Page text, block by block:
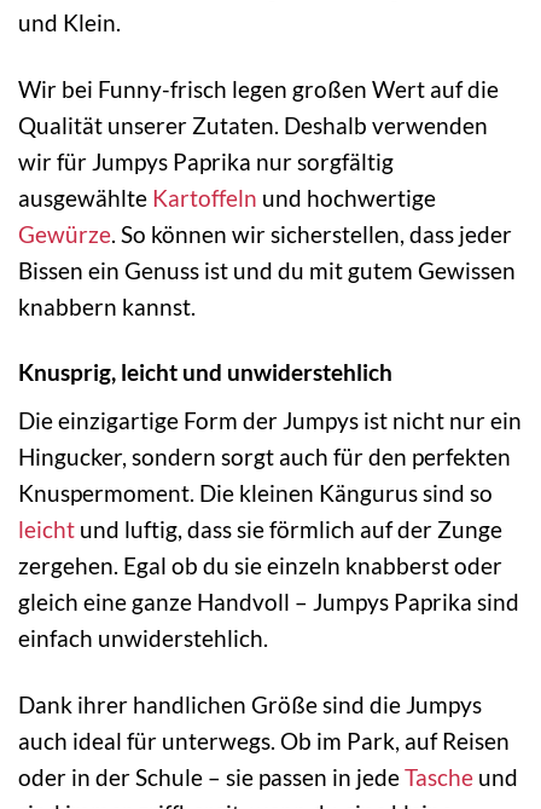
und Klein.
Wir bei Funny-frisch legen großen Wert auf die
Qualität unserer Zutaten. Deshalb verwenden
wir für Jumpys Paprika nur sorgfältig
ausgewählte Kartoffeln und hochwertige
Gewürze . So können wir sicherstellen, dass jeder
Bissen ein Genuss ist und du mit gutem Gewissen
knabbern kannst.
Knusprig, leicht und unwiderstehlich
Die einzigartige Form der Jumpys ist nicht nur ein
Hingucker, sondern sorgt auch für den perfekten
Knuspermoment. Die kleinen Kängurus sind so
leicht und luftig, dass sie förmlich auf der Zunge
zergehen. Egal ob du sie einzeln knabberst oder
gleich eine ganze Handvoll – Jumpys Paprika sind
einfach unwiderstehlich.
Dank ihrer handlichen Größe sind die Jumpys
auch ideal für unterwegs. Ob im Park, auf Reisen
oder in der Schule – sie passen in jedeTasche und